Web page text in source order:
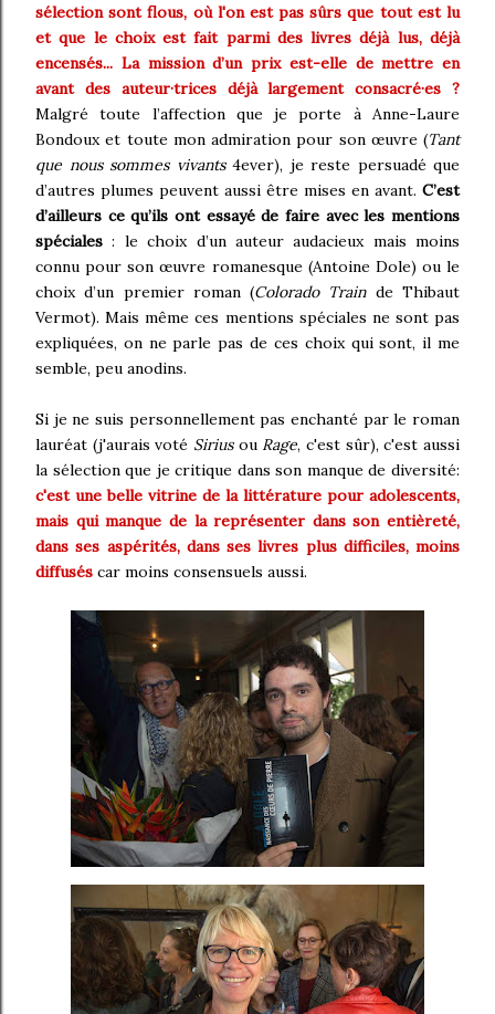
sélection sont flous, où l'on est pas sûrs que tout est lu
et que le choix est fait parmi des livres déjà lus, déjà
encensés... La mission d’un prix est-elle de mettre en
avant des auteur·trices déjà largement consacré·es ?
Malgré toute l’affection que je porte à Anne-Laure
Bondoux et toute mon admiration pour son œuvre (Tant
que nous sommes vivants4ever), je reste persuadé que
d’autres plumes peuvent aussi être mises en avant. C’est
d’ailleurs ce qu’ils ont essayé de faire avec les mentions
spéciales: le choix d’un auteur audacieux mais moins
connu pour son œuvre romanesque (Antoine Dole) ou le
choix d’un premier roman (Colorado Trainde Thibaut
Vermot). Mais même ces mentions spéciales ne sont pas
expliquées, on ne parle pas de ces choix qui sont, il me
semble, peu anodins.
Si je ne suis personnellement pas enchanté par le roman
lauréat (j'aurais voté Sirius ou Rage, c'est sûr), c'est aussi
la sélection que je critique dans son manque de diversité:
c'est une belle vitrine de la littérature pour adolescents,
mais qui manque de la représenter dans son entièreté,
dans ses aspérités, dans ses livres plus difficiles, moins
diffusés car moins consensuels aussi.